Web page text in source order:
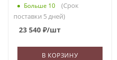
Больше 10
(Срок
поставки 5 дней)
23 540 ₽/шт
В КОРЗИНУ